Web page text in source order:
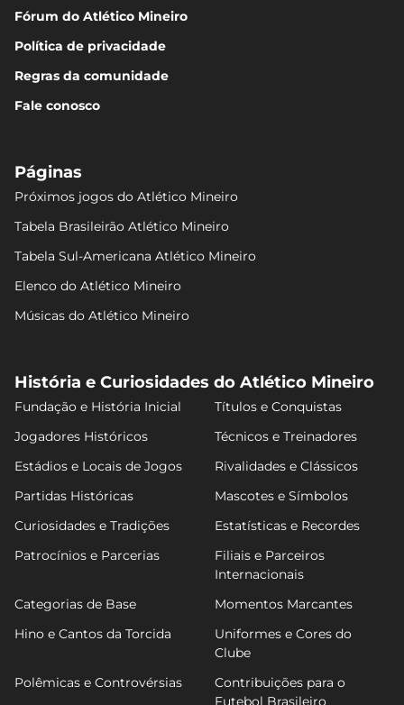
Fórum do Atlético Mineiro
Política de privacidade
Regras da comunidade
Fale conosco
Páginas
Próximos jogos do Atlético Mineiro
Tabela Brasileirão Atlético Mineiro
Tabela Sul-Americana Atlético Mineiro
Elenco do Atlético Mineiro
Músicas do Atlético Mineiro
História e Curiosidades do Atlético Mineiro
Fundação e História Inicial
Títulos e Conquistas
Jogadores Históricos
Técnicos e Treinadores
Estádios e Locais de Jogos
Rivalidades e Clássicos
Partidas Históricas
Mascotes e Símbolos
Curiosidades e Tradições
Estatísticas e Recordes
Patrocínios e Parcerias
Filiais e Parceiros
Internacionais
Categorias de Base
Momentos Marcantes
Hino e Cantos da Torcida
Uniformes e Cores do
Clube
Polêmicas e Controvérsias
Contribuições para o
Futebol Brasileiro